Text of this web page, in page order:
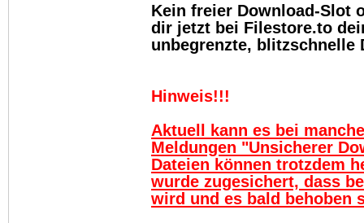
Kein freier Download-Slot
dir jetzt bei Filestore.to
unbegrenzte, blitzschnelle
Hinweis!!!
Aktuell kann es bei
Meldungen "Unsicherer
Dateien können trotzdem
wurde zugesichert, dass
wird und es bald behoben